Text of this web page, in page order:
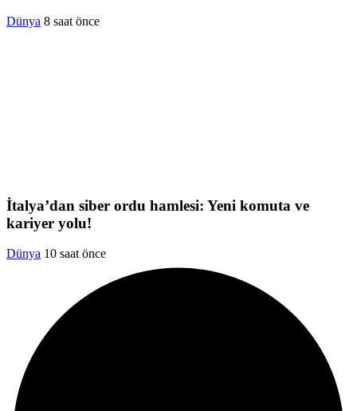
Dünya 8 saat önce
İtalya’dan siber ordu hamlesi: Yeni komuta ve
kariyer yolu!
Dünya 10 saat önce